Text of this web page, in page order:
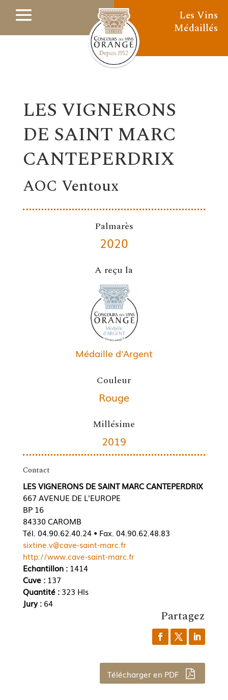
Les Vins
Médaillés
LES VIGNERONS
DE SAINT MARC
CANTEPERDRIX
AOC Ventoux
Palmarès
2020
A reçu la
Médaille d'Argent
Couleur
Rouge
Millésime
2019
Contact
LES VIGNERONS DE SAINT MARC CANTEPERDRIX
667 AVENUE DE L'EUROPE
BP 16
84330 CAROMB
Tél. 04.90.62.40.24 • Fax. 04.90.62.48.83
sixtine.v@cave-saint-marc.fr
http://www.cave-saint-marc.fr
Echantillon :1414
Cuve : 137
Quantité : 323 Hls
Jury : 64
Partagez
Télécharger en PDF